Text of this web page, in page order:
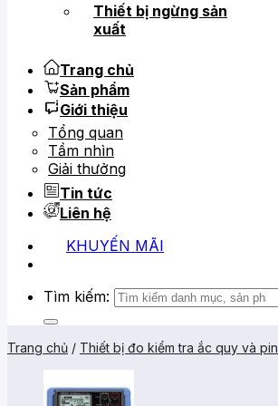
Thiết bị ngừng sản
xuất
Trang chủ
Sản phẩm
Giới thiệu
Tổng quan
Tầm nhìn
Giải thưởng
Tin tức
Liên hệ
KHUYẾN MÃI
Tìm kiếm:
Trang chủ / Thiết bị đo kiểm tra ắc quy và pin